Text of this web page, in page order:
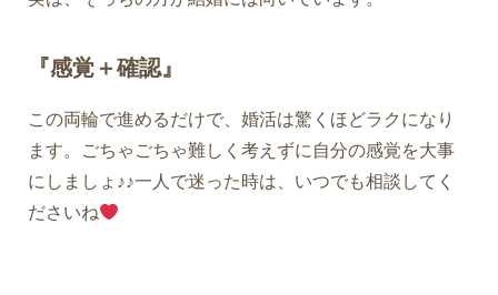
『感覚＋確認』
この両輪で進めるだけで、婚活は驚くほどラクになり
ます。ごちゃごちゃ難しく考えずに自分の感覚を大事
にしましょ♪♪一人で迷った時は、いつでも相談してく
ださいね